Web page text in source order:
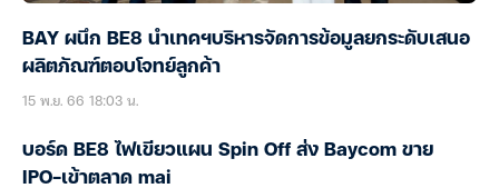
BAY ผนึก BE8 นำเทคฯบริหารจัดการข้อมูลยกระดับเสนอ
ผลิตภัณฑ์ตอบโจทย์ลูกค้า
15 พ.ย. 66 18:03 น.
บอร์ด BE8 ไฟเขียวแผน Spin Off ส่ง Baycom ขาย
IPO-เข้าตลาด mai